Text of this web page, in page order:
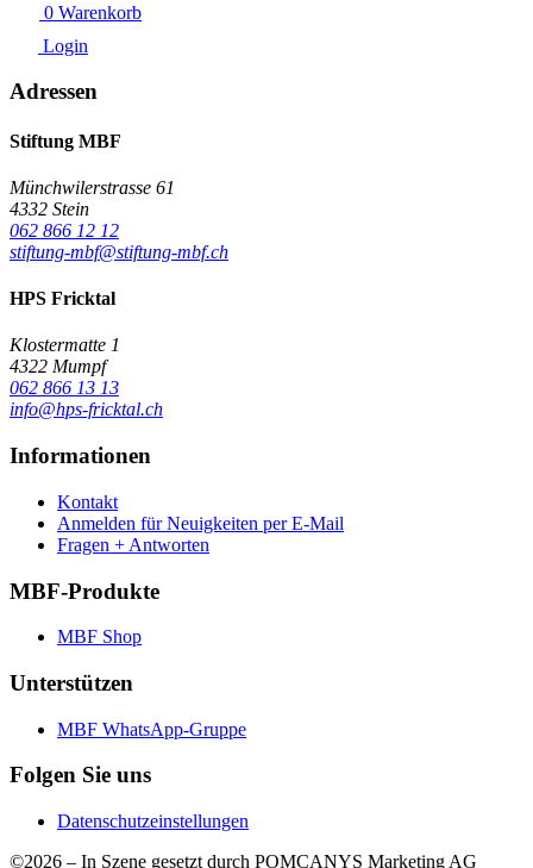
0 Warenkorb
Login
Adressen
Stiftung MBF
Münchwilerstrasse 61
4332 Stein
062 866 12 12
stiftung-mbf@stiftung-mbf.ch
HPS Fricktal
Klostermatte 1
4322 Mumpf
062 866 13 13
info@hps-fricktal.ch
Informationen
Kontakt
Anmelden für Neuigkeiten per E-Mail
Fragen + Antworten
MBF-Produkte
MBF Shop
Unterstützen
MBF WhatsApp-Gruppe
Folgen Sie uns
Datenschutzeinstellungen
©2026 – In Szene gesetzt durch POMCANYS Marketing AG